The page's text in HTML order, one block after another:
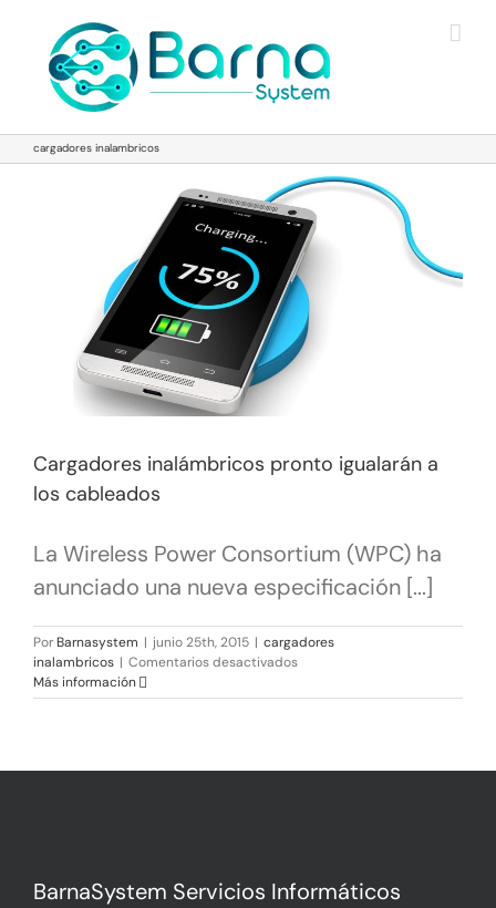
contenido
cargadores inalambricos
Cargadores inalámbricos pronto igualarán a
los cableados
La Wireless Power Consortium (WPC) ha
anunciado una nueva especificación [...]
Por Barnasystem | junio 25th, 2015 | cargadores
inalambricos | Comentarios desactivadosen
inalámbricos
Más información
BarnaSystem Servicios Informáticos